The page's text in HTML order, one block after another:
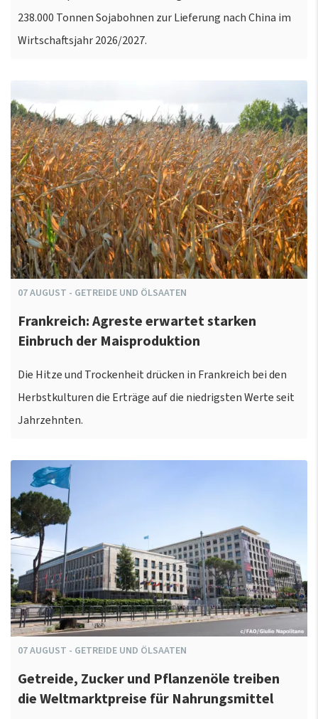
238.000 Tonnen Sojabohnen zur Lieferung nach China im
Wirtschaftsjahr 2026/2027.
07AUGUST - GETREIDE UND ÖLSAATEN
Frankreich: Agreste erwartet starken
Einbruch der Maisproduktion
Die Hitze und Trockenheit drücken in Frankreich bei den
Herbstkulturen die Erträge auf die niedrigsten Werte seit
Jahrzehnten.
07AUGUST - GETREIDE UND ÖLSAATEN
Getreide, Zucker und Pflanzenöle treiben
die Weltmarktpreise für Nahrungsmittel